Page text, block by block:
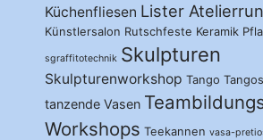
Küchenfliesen Lister
Künstlersalon Rutschfeste Keramik
sgraffitotechnik Skulpturen
Skulpturenworkshop Tango
tanzende Vasen
Workshops Teekannen vasa-